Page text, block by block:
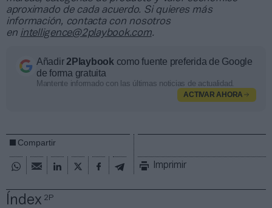
Índex2P
aproximado de cada acuerdo. Si quieres más
información, contacta con nosotros
en intelligence@2playbook.com.
Añadir2Playbook como fuente preferida de Google
de forma gratuita
Mantente informado con las últimas noticias de actualidad.
ACTIVAR AHORA
Compartir
Imprimir